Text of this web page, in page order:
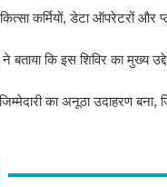
कर्मियों, डेटा ऑपरेटरों और
ने बताया कि इस शिविर का
का अनूठा उदाहरण